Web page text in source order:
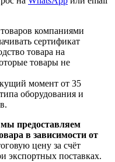
компаниями
сертификат
товара на
товары не
момент от 35
оборудования и
предоставляем
в зависимости от
цену за счёт
экспортных поставках.